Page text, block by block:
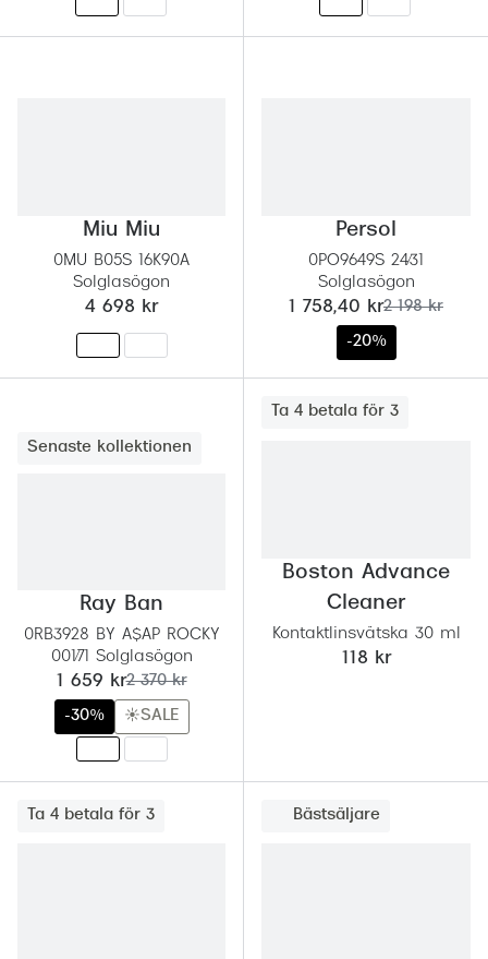
Emporio
Miu Miu
0MU B05S 16K90A
Solglasögon
4 698 kr
Persol
0PO9649S 24/31
Solglasögon
nu:
1 758,40 krtidigare pris:
2 198 kr
-20%
Senaste kollektionen
Ray Ban
0RB3928 BY A$AP ROCKY
001/71 Solglasögon
nu:
1 659 krtidigare pris:
2 370 kr
-30% ☀️SALE
Ta 4 betala för 3
Boston Advance
Cleaner
Kontaktlinsvätska 30 ml
118 kr
Ta 4 betala för 3 Bästsäljare